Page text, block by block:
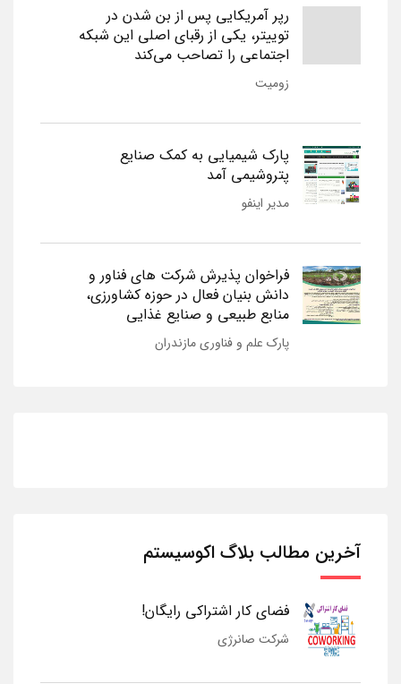
رپر آمریکایی پس از بن شدن در
توییتر، یکی از رقبای اصلی این شبکه
اجتماعی را تصاحب می‌کند
زومیت
پارک شیمیایی به کمک صنایع
پتروشیمی آمد
مدیر اینفو
فراخوان پذیرش شرکت های فناور و
دانش بنیان فعال در حوزه کشاورزی،
منابع طبیعی و صنایع غذایی
پارک علم و فناوری مازندران
آخرین مطالب بلاگ اکوسیستم
فضای کار اشتراکی رایگان!
شرکت صانرژی